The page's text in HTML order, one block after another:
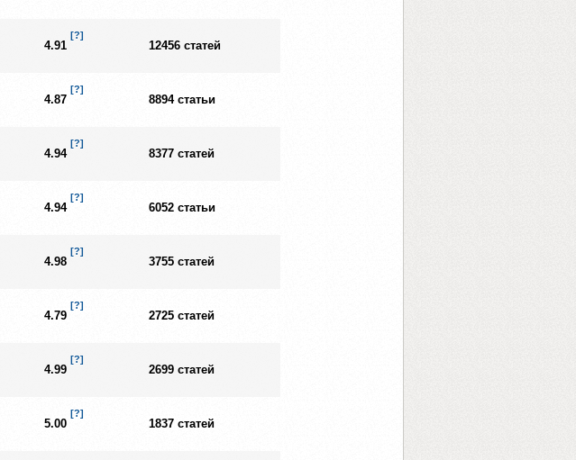
4.91
[?]
12456 статей
4.87
[?]
8894 статьи
4.94
[?]
8377 статей
4.94
[?]
6052 статьи
4.98
[?]
3755 статей
4.79
[?]
2725 статей
4.99
[?]
2699 статей
5.00
[?]
1837 статей